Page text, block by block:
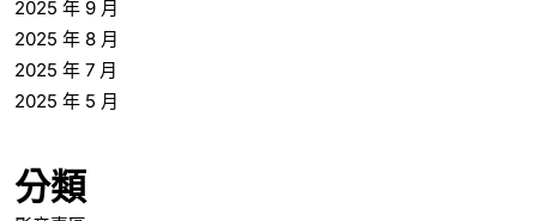
2025 年 9 月
2025 年 8 月
2025 年 7 月
2025 年 5 月
分類